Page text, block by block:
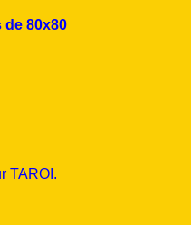
80x80
TAROI.